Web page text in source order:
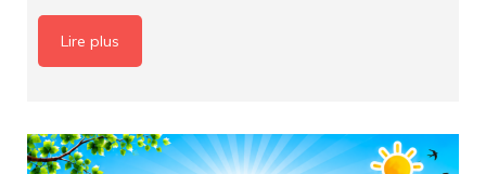
Lire plus